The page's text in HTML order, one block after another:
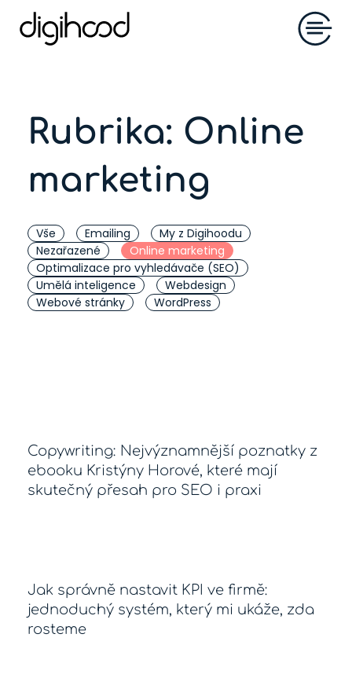
Rubrika: Online
marketing
Vše Emailing
My z Digihoodu
Nezařazené
Online marketing
Optimalizace pro vyhledávače (SEO)
Umělá inteligence
Webdesign
Webové stránky
WordPress
Copywriting: Nejvýznamnější poznatky z
ebooku Kristýny Horové, které mají
skutečný přesah pro SEO i praxi
Jak správně nastavit KPI ve firmě:
jednoduchý systém, který mi ukáže, zda
rosteme